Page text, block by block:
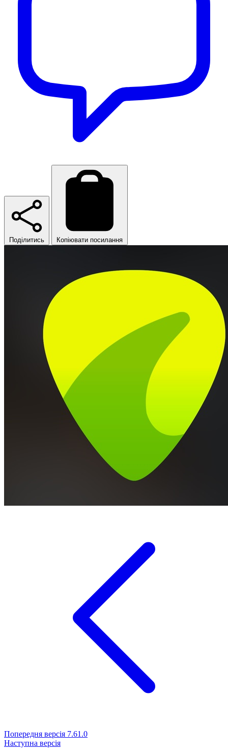
Поділитись Копіювати посилання
Попередня версія 7.61.0
Наступна версія